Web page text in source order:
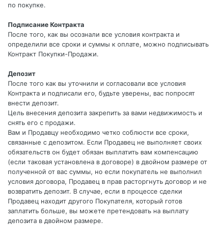
по покупке.
Подписание Контракта
После того, как вы осознали все условия контракта и
определили все сроки и суммы к оплате, можно подписывать
Контракт Покупки-Продажи.
Депозит
После того как вы уточнили и согласовали все условия
Контракта и подписали его, будьте уверены, вас попросят
внести депозит.
Цель внесения депозита закрепить за вами недвижимость и
снять его с продажи.
Вам и Продавцу необходимо четко соблюсти все сроки,
связанные с депозитом. Если Продавец не выполняет своих
обязательств он будет обязан выплатить вам компенсацию
(если таковая установлена в договоре) в двойном размере от
полученной от вас суммы, но если покупатель не выполнил
условия договора, Продавец в прав расторгнуть договор и не
возвратить депозит. В случае, если в процессе сделки
Продавец находит другого Покупателя, который готов
заплатить больше, вы можете претендовать на выплату
депозита в двойном размере.